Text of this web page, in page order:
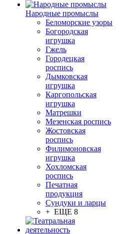
Народные промыслы
Беломорские узоры
Богородская
игрушка
Гжель
Городецкая
роспись
Дымковская
игрушка
Каргопольская
игрушка
Матрешки
Мезенская роспись
Жостовская
роспись
Филимоновская
игрушка
Хохломская
роспись
Печатная
продукция
Сундуки и ларцы
+ ЕЩЕ 8